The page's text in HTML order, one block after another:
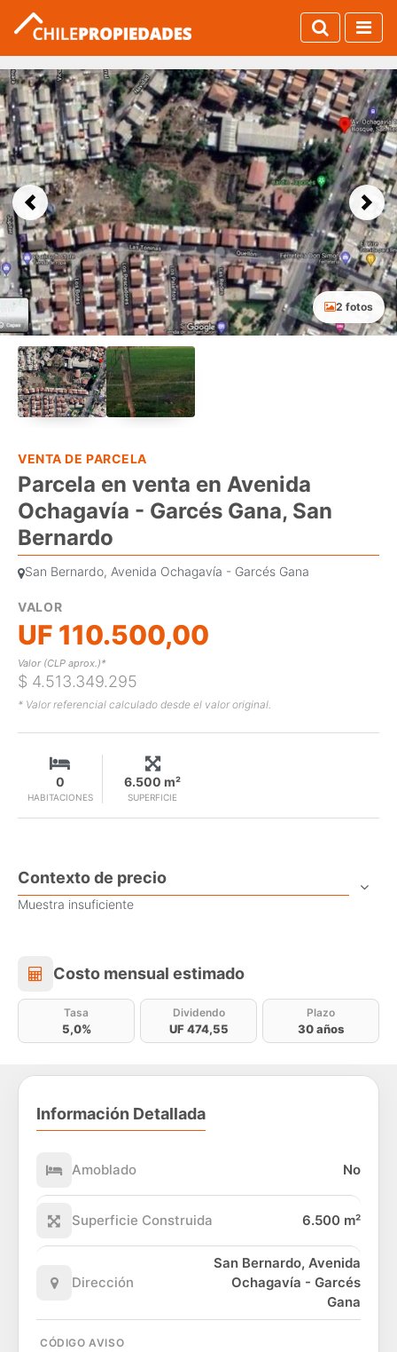
Previous Next
2 fotos
VENTA DE PARCELA
Parcela en venta en Avenida
Ochagavía - Garcés Gana, San
Bernardo
San Bernardo, Avenida Ochagavía - Garcés Gana
VALOR
UF 110.500,00
Valor (CLP aprox.)*
$ 4.513.349.295
* Valor referencial calculado desde el valor original.
HABITACIONES
0
SUPERFICIE
6.500 m²
Contexto de precio
Muestra insuficiente
Costo mensual estimado
Costo mensual estimado
Tasa
5,0%
Dividendo
UF 474,55
Plazo
30 años
Información Detallada
Amoblado No
Superficie Construida 6.500 m²
Dirección
San Bernardo, Avenida
Ochagavía - Garcés
Gana
CÓDIGO AVISO